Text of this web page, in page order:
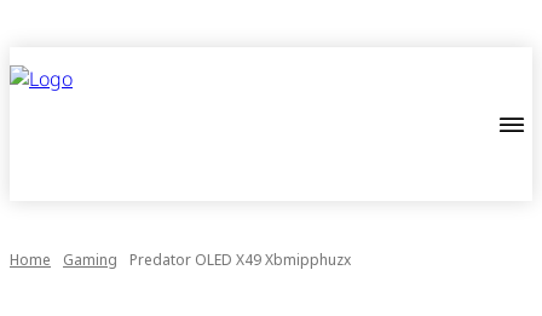
Home Gaming Predator OLED X49 Xbmipphuzx